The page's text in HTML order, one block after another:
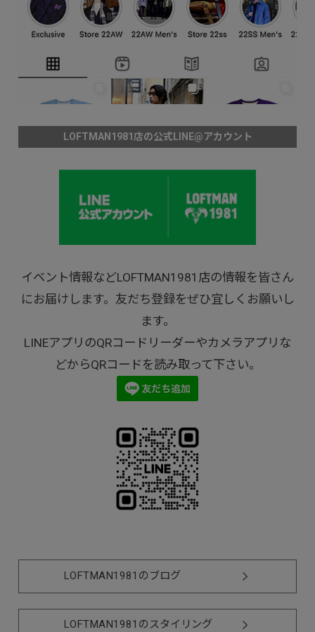
LOFTMAN1981店の公式LINE@アカウント
イベント情報などLOFTMAN1981店の情報を皆さん
にお届けします。友だち登録をぜひ宜しくお願いし
ます。
LINEアプリのQRコードリーダーやカメラアプリな
どからQRコードを読み取って下さい。
LOFTMAN1981のブログ
LOFTMAN1981のスタイリング